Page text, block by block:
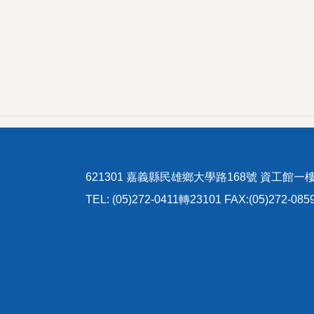
621301 嘉義縣民雄鄉大學路168號 資工館一
TEL: (05)272-0411轉23101 FAX:(05)272-